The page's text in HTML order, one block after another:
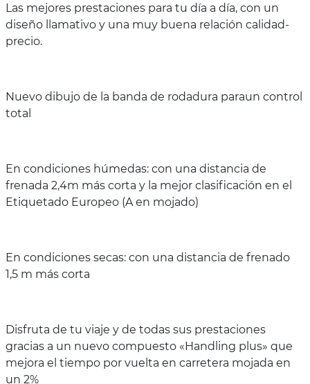
Las mejores prestaciones para tu día a día, con un
diseño llamativo y una muy buena relación calidad-
precio.
Nuevo dibujo de la banda de rodadura paraun control
total
En condiciones húmedas: con una distancia de
frenada 2,4m más corta y la mejor clasificación en el
Etiquetado Europeo (A en mojado)
En condiciones secas: con una distancia de frenado
1,5 m más corta
Disfruta de tu viaje y de todas sus prestaciones
gracias a un nuevo compuesto «Handling plus» que
mejora el tiempo por vuelta en carretera mojada en
un 2%